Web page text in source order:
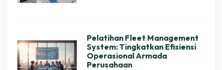
Pelatihan Fleet Management
System: Tingkatkan Efisiensi
Operasional Armada
Perusahaan